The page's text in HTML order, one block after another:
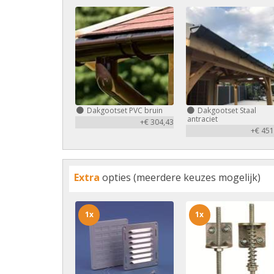
Dakgootset PVC bruin
+€ 304,43
Dakgootset Staal
antraciet
+€
Extra opties (meerdere keuzes mogelijk)
1x 1x